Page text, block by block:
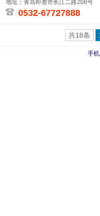
青高速只
地址：青岛即墨市长江二路208号
0532-67727888
共18条
手